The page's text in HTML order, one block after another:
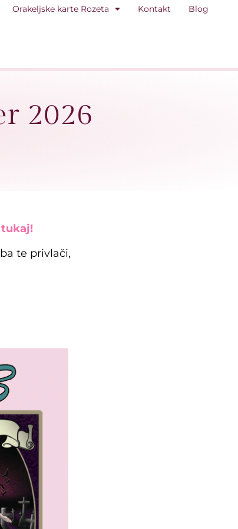
Orakeljske karte Rozeta Kontakt Blog
2026
tukaj!
te privlači,